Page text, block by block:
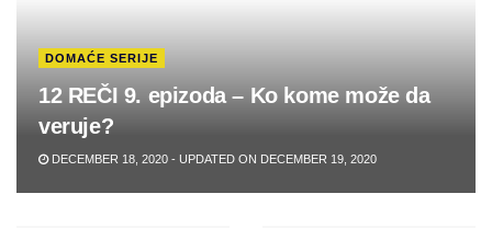
DOMAĆE SERIJE
12 REČI 9. epizoda – Ko kome može da
veruje?
DECEMBER 18, 2020 - UPDATED ON DECEMBER 19, 2020